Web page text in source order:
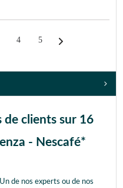
4 5
de clients sur 16
- Nescafé*
de nos experts ou de nos